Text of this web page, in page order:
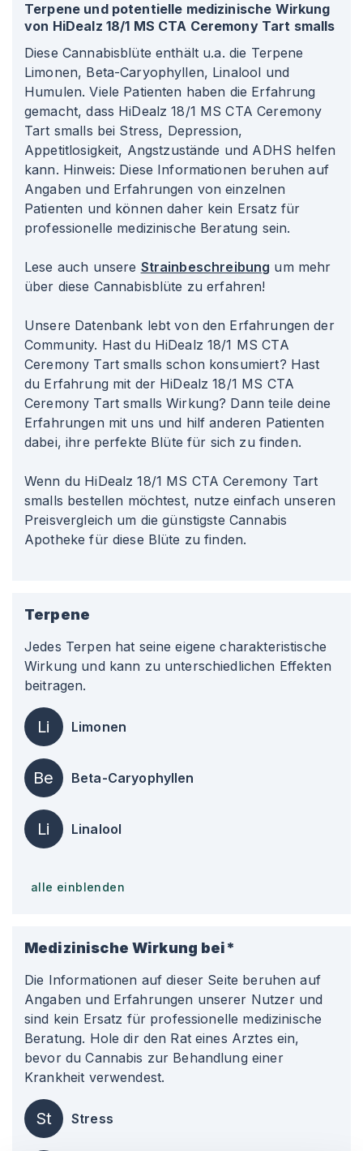
Terpene und potentielle medizinische Wirkung
von HiDealz 18/1 MS CTA Ceremony Tart smalls
Diese Cannabisblüte enthält u.a. die Terpene
Limonen, Beta-Caryophyllen, Linalool und
Humulen. Viele Patienten haben die Erfahrung
gemacht, dass HiDealz 18/1 MS CTA Ceremony
Tart smalls bei Stress, Depression,
Appetitlosigkeit, Angstzustände und ADHS helfen
kann. Hinweis: Diese Informationen beruhen auf
Angaben und Erfahrungen von einzelnen
Patienten und können daher kein Ersatz für
professionelle medizinische Beratung sein.
Lese auch unsere Strainbeschreibung um mehr
über diese Cannabisblüte zu erfahren!
Unsere Datenbank lebt von den Erfahrungen der
Community. Hast du HiDealz 18/1 MS CTA
Ceremony Tart smalls schon konsumiert? Hast
du Erfahrung mit der HiDealz 18/1 MS CTA
Ceremony Tart smalls Wirkung? Dann teile deine
Erfahrungen mit uns und hilf anderen Patienten
dabei, ihre perfekte Blüte für sich zu finden.
Wenn du HiDealz 18/1 MS CTA Ceremony Tart
smalls bestellen möchtest, nutze einfach unseren
Preisvergleich um die günstigste Cannabis
Apotheke für diese Blüte zu finden.
Terpene
Jedes Terpen hat seine eigene charakteristische
Wirkung und kann zu unterschiedlichen Effekten
beitragen.
Li Limonen
Be Beta-Caryophyllen
Li Linalool
alle einblenden
Medizinische Wirkung bei*
Die Informationen auf dieser Seite beruhen auf
Angaben und Erfahrungen unserer Nutzer und
sind kein Ersatz für professionelle medizinische
Beratung. Hole dir den Rat eines Arztes ein,
bevor du Cannabis zur Behandlung einer
Krankheit verwendest.
St Stress